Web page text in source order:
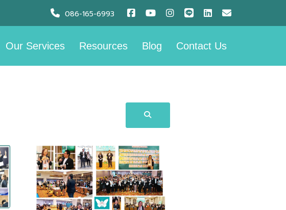
086-165-6993
Our Services Resources Blog Contact Us